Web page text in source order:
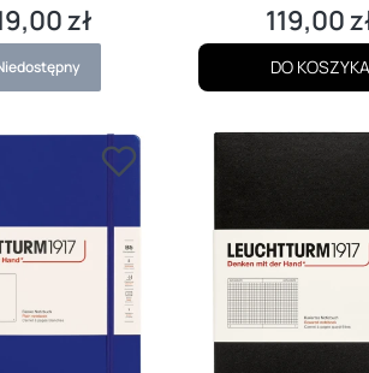
zł Cena
119,00
DO KOSZYKA